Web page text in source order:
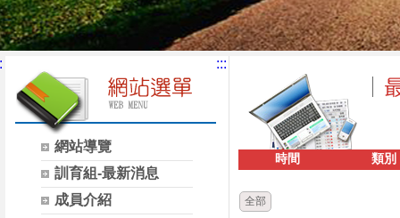
網站導覽
訓育組-最新消息
成員介紹
:::
時間 類別
全部